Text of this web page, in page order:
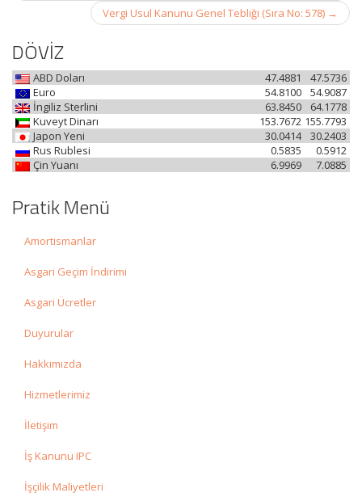
Vergi Usul Kanunu Genel Tebliği (Sıra No: 578) →
DÖVİZ
ABD Doları 47.5736
47.4881
Euro
54.9087
54.8100
İngiliz Sterlini
64.1778
63.8450
Kuveyt Dinarı
155.7793
153.7672
Japon Yeni
30.2403
30.0414
Rus Rublesi
0.5912
0.5835
Çin Yuanı
7.0885
6.9969
Pratik Menü
Amortismanlar
Asgari Geçim İndirimi
Asgari Ücretler
Duyurular
Hakkımızda
Hizmetlerimiz
İletişim
İş Kanunu IPC
İşçilik Maliyetleri